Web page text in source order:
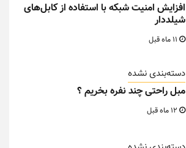
افزایش امنیت شبکه با استفاده از کابل‌های
شیلددار
دسته‌بندی نشده
مبل راحتی چند نفره بخریم ؟